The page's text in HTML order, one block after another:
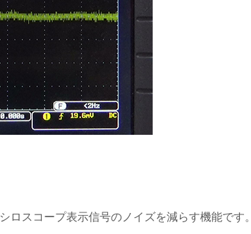
スコープ表示信号のノイズを減らす機能です。